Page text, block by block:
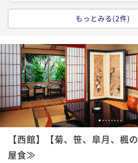
西館指定《女将セレクト大和の地酒
貴方のお好みはどちら？★3種の利
二食付き 事前決済可
IN 16:00 - 16:30
ポイント即利
ポイントアップ
西館指定《朝夕部屋食》板長の技光
ラン
もっとみる(2件)
1 2 34 5 6 7 8
【西館】【菊、笹、皐月、楓
屋食≫